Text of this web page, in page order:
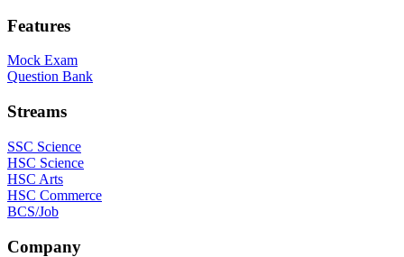
Features
Mock Exam
Question Bank
Streams
SSC Science
HSC Science
HSC Arts
HSC Commerce
BCS/Job
Company